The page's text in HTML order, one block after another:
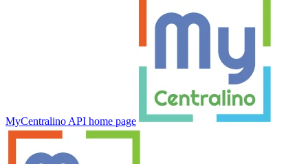
MyCentralino API home page